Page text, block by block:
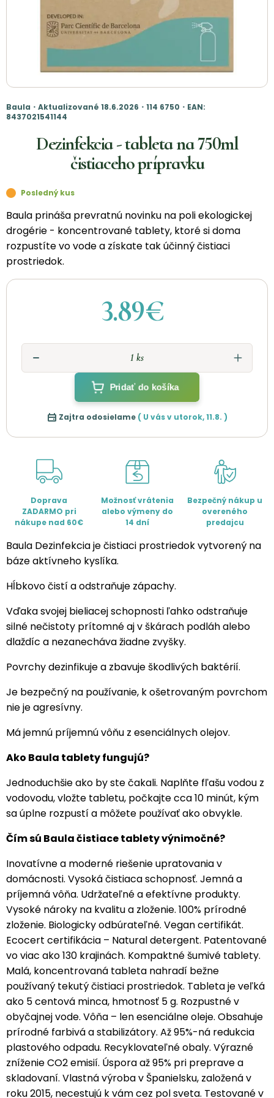
Baula・Aktualizované 18.6.2026・114 6750・EAN:
8437021541144
Dezinfekcia - tableta na 750ml
čistiaceho prípravku
Posledný kus
Baula prináša prevratnú novinku na poli ekologickej
drogérie - koncentrované tablety, ktoré si doma
rozpustíte vo vode a získate tak účinný čistiaci
prostriedok.
3.89€
Pridať do košíka
Zajtra odosielame ( U vás v utorok,11.8. )
Doprava
ZADARMO pri
nákupe nad 60€
Možnosť vrátenia
alebo výmeny do
14 dní
Bezpečný nákup u
overeného
predajcu
Baula Dezinfekcia je čistiaci prostriedok vytvorený na
báze aktívneho kyslíka.
Hĺbkovo čistí a odstraňuje zápachy.
Vďaka svojej bieliacej schopnosti ľahko odstraňuje
silné nečistoty prítomné aj v škárach podláh alebo
dlaždíc a nezanecháva žiadne zvyšky.
Povrchy dezinfikuje a zbavuje škodlivých baktérií.
Je bezpečný na používanie, k ošetrovaným povrchom
nie je agresívny.
Má jemnú príjemnú vôňu z esenciálnych olejov.
Ako Baula tablety fungujú?
Jednoduchšie ako by ste čakali. Naplňte fľašu vodou z
vodovodu, vložte tabletu, počkajte cca 10 minút, kým
sa úplne rozpustí a môžete používať ako obvykle.
Čím sú Baula čistiace tablety výnimočné?
Inovatívne a moderné riešenie upratovania v
domácnosti. Vysoká čistiaca schopnosť. Jemná a
príjemná vôňa. Udržateľné a efektívne produkty.
Vysoké nároky na kvalitu a zloženie. 100% prírodné
zloženie. Biologicky odbúrateľné. Vegan certifikát.
Ecocert certifikácia – Natural detergent. Patentované
vo viac ako 130 krajinách. Kompaktné šumivé tablety.
Malá, koncentrovaná tableta nahradí bežne
používaný tekutý čistiaci prostriedok. Tableta je veľká
ako 5 centová minca, hmotnosť 5 g. Rozpustné v
obyčajnej vode. Vôňa – len esenciálne oleje. Obsahuje
prírodné farbivá a stabilizátory. Až 95%-ná redukcia
plastového odpadu. Recyklovateľné obaly. Výrazné
zníženie CO2 emisií. Úspora až 95% pri preprave a
skladovaní. Vlastná výroba v Španielsku, založená v
roku 2015, necestujú k vám cez pol sveta. Testované v